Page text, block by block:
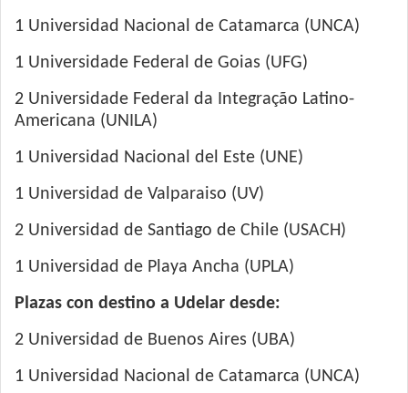
1 Universidad Nacional de Catamarca (UNCA)
1 Universidade Federal de Goias (UFG)
2 Universidade Federal da Integração Latino-
Americana (UNILA)
1 Universidad Nacional del Este (UNE)
1 Universidad de Valparaiso (UV)
2 Universidad de Santiago de Chile (USACH)
1 Universidad de Playa Ancha (UPLA)
Plazas con destino a Udelar desde:
2 Universidad de Buenos Aires (UBA)
1 Universidad Nacional de Catamarca (UNCA)